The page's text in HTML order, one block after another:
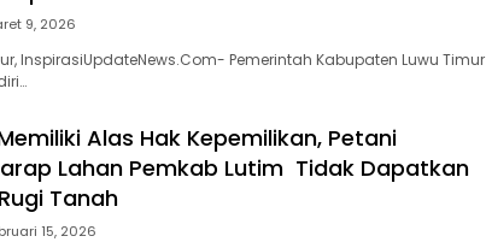
9, 2026
InspirasiUpdateNews.Com- Pemerintah Kabupaten Luwu Timur
Alas Hak Kepemilikan, Petani
Lahan Pemkab Lutim Tidak Dapatkan
Tanah
15, 2026